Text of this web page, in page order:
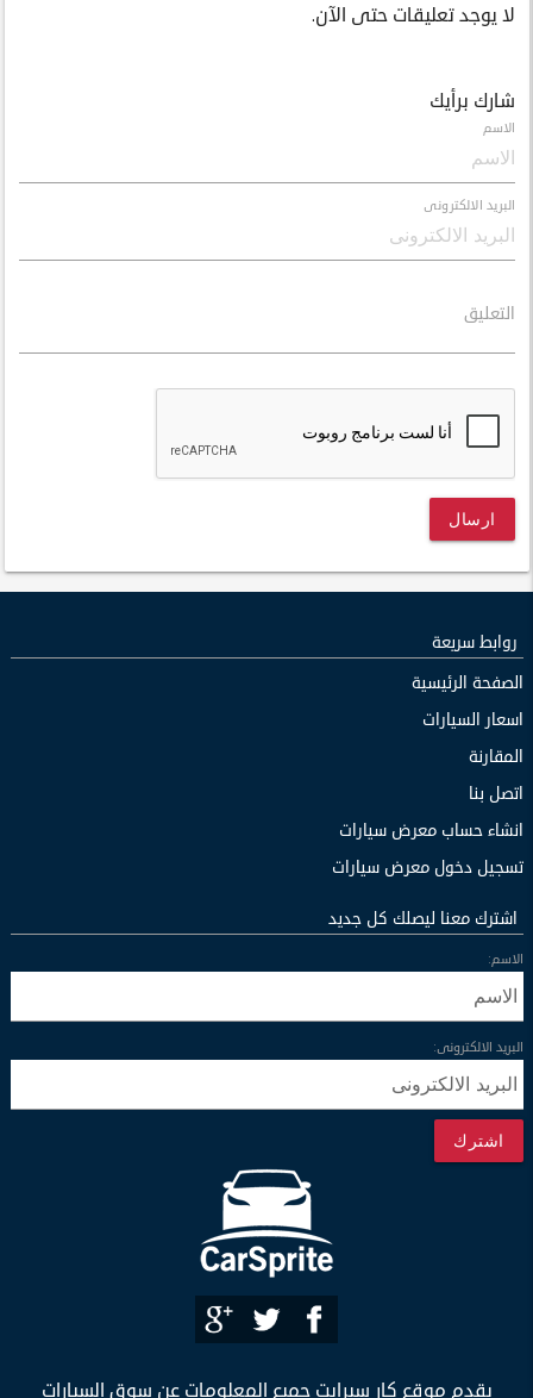
لا يوجد تعليقات حتى الآن.
شارك برأيك
الاسم
البريد الالكترونى
التعليق
ارسال
روابط سريعة
الصفحة الرئيسية
اسعار السيارات
المقارنة
اتصل بنا
انشاء حساب معرض سيارات
تسجيل دخول معرض سيارات
اشترك معنا ليصلك كل جديد
الاسم:
البريد الالكترونى:
اشترك
يقدم موقع كار سبرايت جميع المعلومات عن سوق السيارات